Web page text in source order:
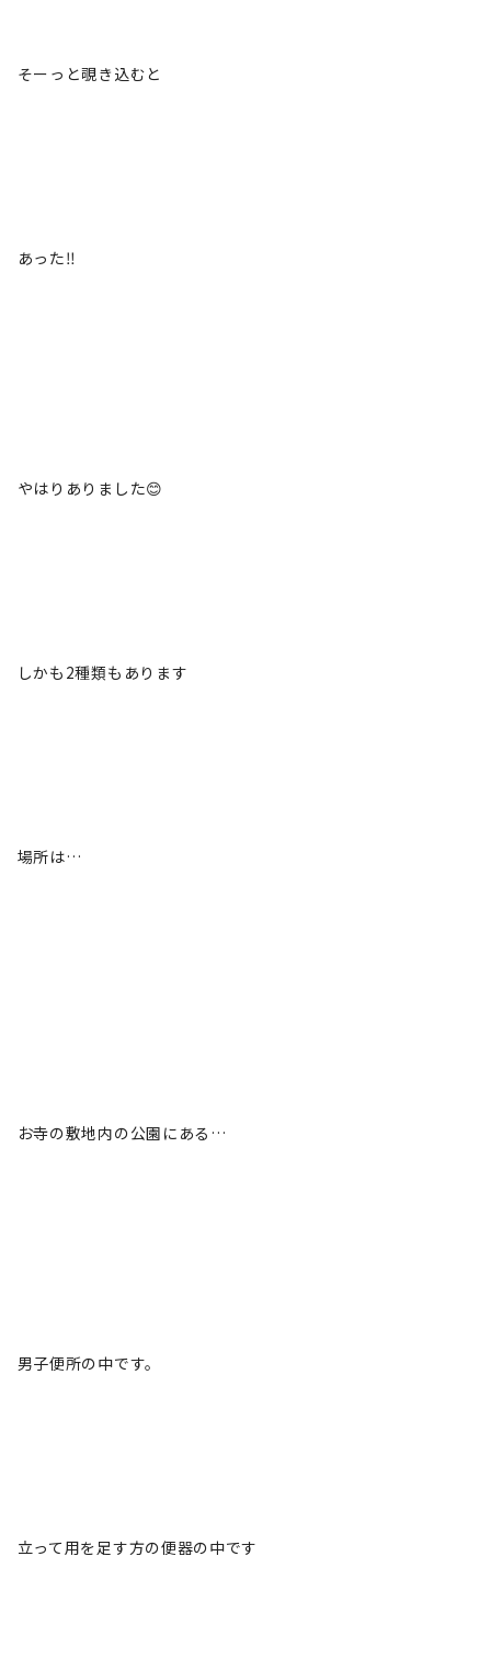
そーっと覗き込むと
あった‼️
やはりありました😊
しかも2種類もあります
場所は…
お寺の敷地内の公園にある…
男子便所の中です。
立って用を足す方の便器の中です